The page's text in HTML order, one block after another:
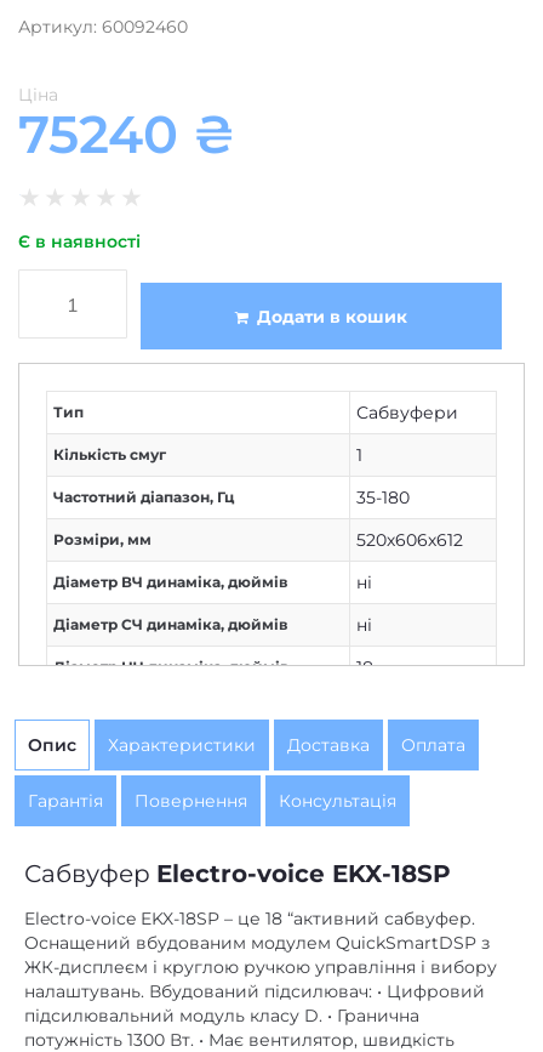
Артикул: 60092460
Ціна
75240 ₴
★ ★ ★ ★ ★
Є в наявності
Додати в кошик
Тип Сабвуфери
Кількість смуг 1
Частотний діапазон, Гц 35-180
Розміри, мм 520х606х612
Діаметр ВЧ динаміка, дюймів ні
Діаметр СЧ динаміка, дюймів ні
Діаметр НЧ динаміка, дюймів 18
Опис Характеристики Доставка Оплата
Гарантія Повернення Консультація
Сабвуфер Electro-voice EKX-18SP
Electro-voice EKX-18SP – це 18 “активний сабвуфер.
Оснащений вбудованим модулем QuickSmartDSP з
ЖК-дисплеєм і круглою ручкою управління і вибору
налаштувань. Вбудований підсилювач: • Цифровий
підсилювальний модуль класу D. • Гранична
потужність 1300 Вт. • Має вентилятор, швидкість